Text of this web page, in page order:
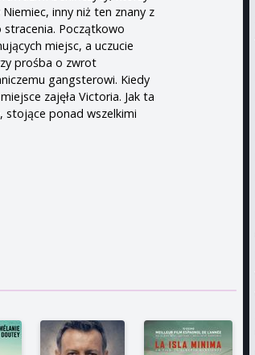
inny niż ten znany z
stracenia. Początkowo
miejsc, a uczucie
prośba o zwrot
gangsterowi. Kiedy
zajęła Victoria. Jak ta
stojące ponad wszelkimi